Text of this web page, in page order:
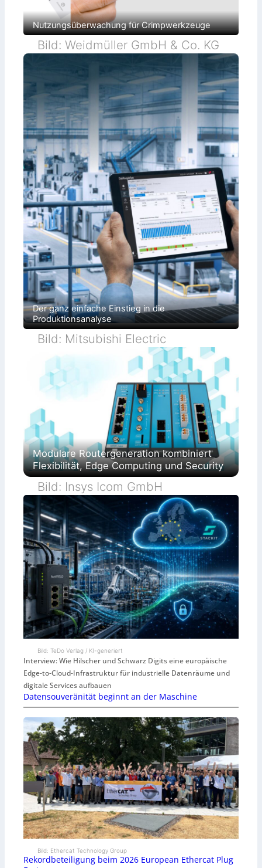
Nutzungsüberwachung für Crimpwerkzeuge
Bild: Weidmüller GmbH & Co. KG
Der ganz einfache Einstieg in die
Produktionsanalyse
Bild: Mitsubishi Electric
Modulare Routergeneration kombiniert
Flexibilität, Edge Computing und Security
Bild: Insys Icom GmbH
Bild: TeDo Verlag / KI-generiert
Interview: Wie Hilscher und Schwarz Digits eine europäische
Edge-to-Cloud-Infrastruktur für industrielle Datenräume und
digitale Services aufbauen
Datensouveränität beginnt an der Maschine
Bild: Ethercat Technology Group
Rekordbeteiligung beim 2026 European Ethercat Plug